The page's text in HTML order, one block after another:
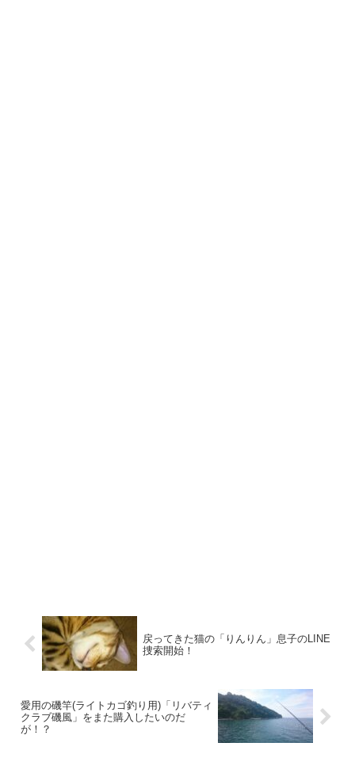
戻ってきた猫の「りんりん」息子のLINE
捜索開始！
愛用の磯竿(ライトカゴ釣り用)「リバティ
クラブ磯風」をまた購入したいのだ
が！？